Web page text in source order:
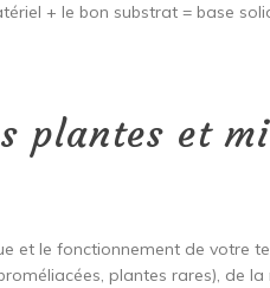
+ le bon substrat = base
plantes et
et le fonctionnement de votre
plantes rares), de